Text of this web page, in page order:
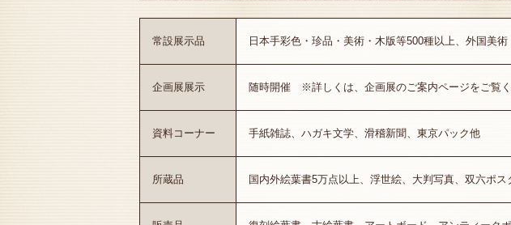
常設展示品 日本手彩色・珍品・美術・木版等500種以上、外国美
企画展展示 随時開催 ※詳しくは、企画展のご案内ページをご覧く
資料コーナー 手紙雑誌、ハガキ文学、滑稽新聞、東京パック他
所蔵品 国内外絵葉書5万点以上、浮世絵、大判写真、双六ポ